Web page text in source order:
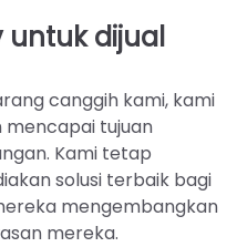
untuk dijual
canggih kami, kami
mencapai tujuan
Kami tetap
solusi terbaik bagi
mengembangkan
mereka.